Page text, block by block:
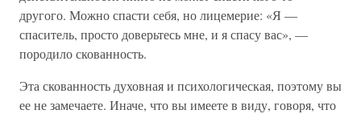
другого. Можно спасти себя, но лицемерие: «Я —
спаситель, просто доверьтесь мне, и я спасу вас», —
породило скованность.
Эта скованность духовная и психологическая, поэтому вы
ее не замечаете. Иначе, что вы имеете в виду, говоря, что